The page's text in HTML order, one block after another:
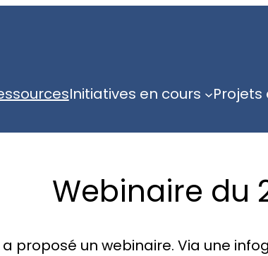
Initiatives en cours Projets
Webinaire du
proposé un webinaire. Via une